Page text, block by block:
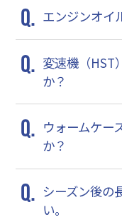
エンジンオイ
変速機（HST
か？
ウォームケー
か？
シーズン後の
い。